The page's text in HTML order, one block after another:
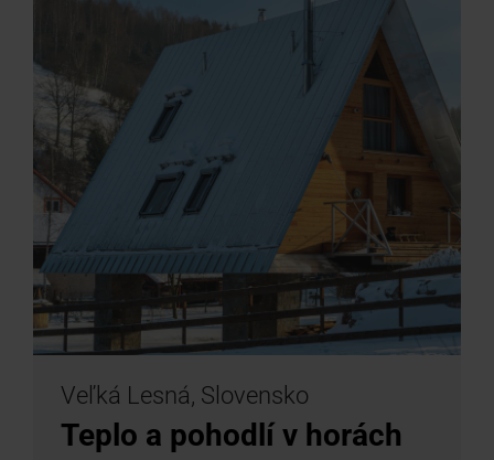
Veľká Lesná, Slovensko
Teplo a pohodlí v horách